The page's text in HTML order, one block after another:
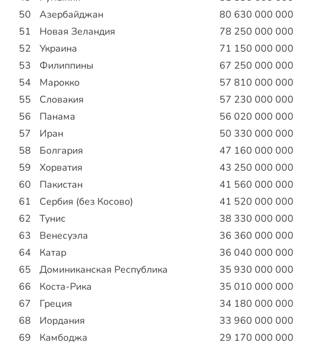
50
Азербайджан 80 630 000 000
51
Новая Зеландия 78 250 000 000
52
Украина 71 150 000 000
53
Филиппины 67 250 000 000
54
Марокко 57 810 000 000
55
Словакия 57 230 000 000
56
Панама 56 020 000 000
57
Иран 50 330 000 000
58
Болгария 47 160 000 000
59
Хорватия 43 250 000 000
60
Пакистан 41 560 000 000
61
Сербия (без Косово) 41 520 000 000
62
Тунис 38 330 000 000
63
Венесуэла 36 360 000 000
64
Катар 36 040 000 000
65
Доминиканская Республика 35 930 000 000
66
Коста-Рика 35 010 000 000
67
Греция 34 180 000 000
68
Иордания 33 960 000 000
69
Камбоджа 29 170 000 000